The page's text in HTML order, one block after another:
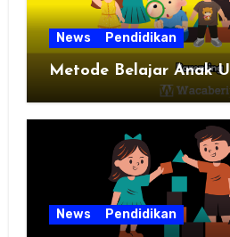
News Pendidikan
Metode Belajar Anak
News Pendidikan